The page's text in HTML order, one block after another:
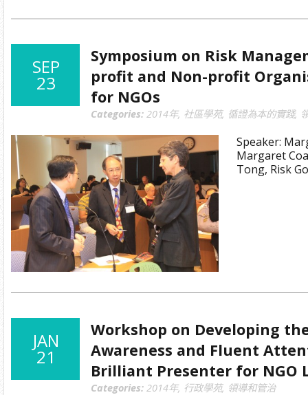
SEP
23
Symposium on Risk
profit and Non-profit
for NGOs
Categories: 2014年, 社區學苑, 循證為本的實踐,
Speaker:
Margaret
Tong, Risk
JAN
21
Workshop on Developing
Awareness and Fluent
Brilliant Presenter for NGO
Categories: 2014年, 行政學苑, 領導和管治